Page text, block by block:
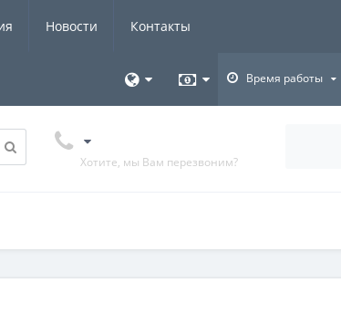
Новости Контакты
Время работы
Хотите, мы Вам перезвоним?